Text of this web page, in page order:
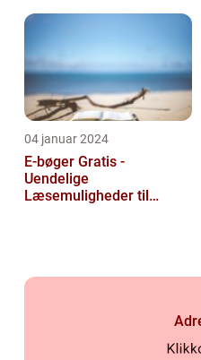
04 januar 2024
E-bøger Gratis -
Uendelige
Læsemuligheder til